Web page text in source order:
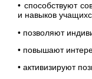
• способствуют
и навыков
• позволяют
• повышают
• активизируют